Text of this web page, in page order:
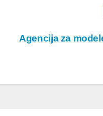
Agencija za